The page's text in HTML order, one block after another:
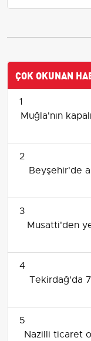
ÇOK OKUNAN
1
Muğla'nın
2
Beyşehir'de
3
Musatti'den
4
Tekirdağ'da
5
Nazilli ticaret